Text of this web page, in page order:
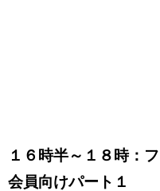
１６時半～１８時：
会員向けパート１